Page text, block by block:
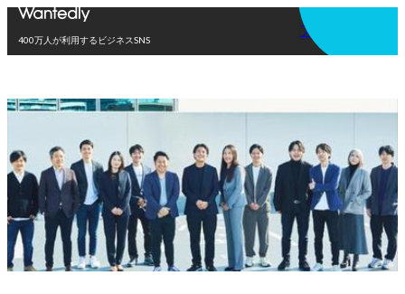
400万人が利用するビジネスSNS
アプリを使う